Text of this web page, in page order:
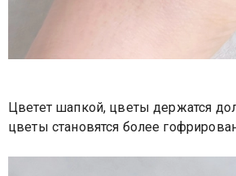
Цветет шапкой, цветы держатся
цветы становятся более